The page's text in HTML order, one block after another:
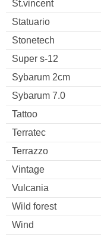
St.vincent
Statuario
Stonetech
Super s-12
Sybarum 2cm
Sybarum 7.0
Tattoo
Terratec
Terrazzo
Vintage
Vulcania
Wild forest
Wind